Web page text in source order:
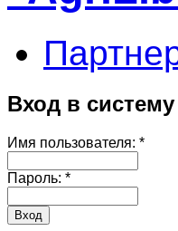
Вход в систему
Имя пользователя: *
Пароль: *